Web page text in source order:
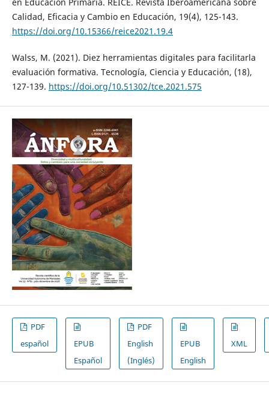
Calidad, Eficacia y Cambio en Educación, 19(4), 125-143.
https://doi.org/10.15366/reice2021.19.4
Walss, M. (2021). Diez herramientas digitales para facilitarla
evaluación formativa. Tecnología, Ciencia y Educación, (18),
127-139. https://doi.org/10.51302/tce.2021.575
PDF
español
EPUB
Español
PDF
English
(Inglés)
EPUB
English
XML